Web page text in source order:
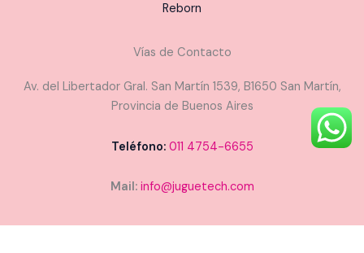
Reborn
Vías de Contacto
Av. del Libertador Gral. San Martín 1539, B1650 San Martín,
Provincia de Buenos Aires
Teléfono: 011 4754-6655
Mail: info@juguetech.com